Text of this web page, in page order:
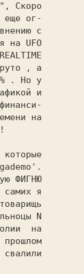
Скоро
еще ог-
с
на UFO
, а
. Hо у
и
на
ФИГHЮ
я
N
на